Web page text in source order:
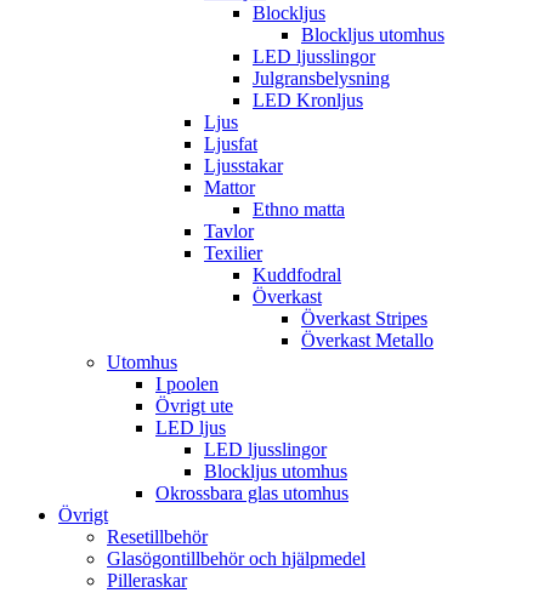
Blockljus
Blockljus utomhus
LED ljusslingor
Julgransbelysning
LED Kronljus
Ljus
Ljusfat
Ljusstakar
Mattor
Ethno matta
Tavlor
Texilier
Kuddfodral
Överkast
Överkast Stripes
Överkast Metallo
Utomhus
I poolen
Övrigt ute
LED ljus
LED ljusslingor
Blockljus utomhus
Okrossbara glas utomhus
Övrigt
Resetillbehör
Glasögontillbehör och hjälpmedel
Pilleraskar